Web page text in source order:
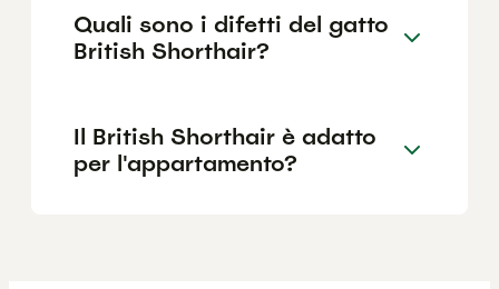
Quali sono i difetti del gatto
British Shorthair?
Il British Shorthair è adatto
per l'appartamento?